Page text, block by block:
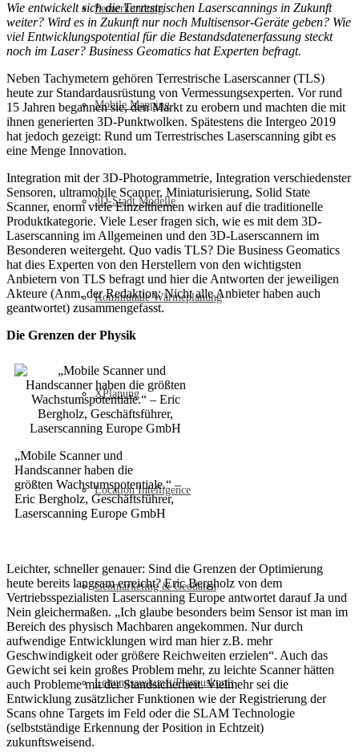
Fernerkundung
Mobile Mapping
3D-Stadt Modelle
Kommunale Wärmeplanung
XPlanung
Location Intelligence
Geomarketing & Geodaten
Leitungsauskunft/Planauskunft
Wie entwickelt sich die Terrestrischen Laserscannings in Zukunft
weiter? Wird es in Zukunft nur noch Multisensor-Geräte geben? Wie
viel Entwicklungspotential für die Bestandsdatenerfassung steckt
noch im Laser? Business Geomatics hat Experten befragt.
Neben Tachymetern gehören Terrestrische Laserscanner (TLS)
heute zur Standardausrüstung von Vermessungsexperten. Vor rund
15 Jahren begannen sie, den Markt zu erobern und machten die mit
ihnen generierten 3D-Punktwolken. Spätestens die Intergeo 2019
hat jedoch gezeigt: Rund um Terrestrisches Laserscanning gibt es
eine Menge Innovation.
Integration mit der 3D-Photogrammetrie, Integration verschiedenster
Sensoren, ultramobile Scanner, Miniaturisierung, Solid State
Scanner, enorm viele Einzelthemen wirken auf die traditionelle
Produktkategorie. Viele Leser fragen sich, wie es mit dem 3D-
Laserscanning im Allgemeinen und den 3D-Laserscannern im
Besonderen weitergeht. Quo vadis TLS? Die Business Geomatics
hat dies Experten von den Herstellern von den wichtigsten
Anbietern von TLS befragt und hier die Antworten der jeweiligen
Akteure (Anm. der Redaktion: Nicht alle Anbieter haben auch
geantwortet) zusammengefasst.
Die Grenzen der Physik
„Mobile Scanner und
Handscanner haben die
größten Wachstumspotentiale.“ –
Eric Bergholz, Geschäftsführer,
Laserscanning Europe GmbH
Leichter, schneller genauer: Sind die Grenzen der Optimierung
heute bereits langsam erreicht? Eric Bergholz von dem
Vertriebsspezialisten Laserscanning Europe antwortet darauf Ja und
Nein gleichermaßen. „Ich glaube besonders beim Sensor ist man im
Bereich des physisch Machbaren angekommen. Nur durch
aufwendige Entwicklungen wird man hier z.B. mehr
Geschwindigkeit oder größere Reichweiten erzielen“. Auch das
Gewicht sei kein großes Problem mehr, zu leichte Scanner hätten
auch Probleme mit der Standsicherheit. Vielmehr sei die
Entwicklung zusätzlicher Funktionen wie der Registrierung der
Scans ohne Targets im Feld oder die SLAM Technologie
(selbstständige Erkennung der Position in Echtzeit)
zukunftsweisend.